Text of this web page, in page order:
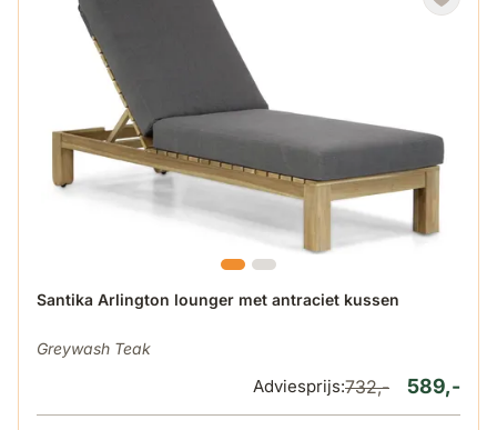
Santika Arlington lounger met antraciet kussen
Greywash Teak
De prijs is afhankelijk van de gekozen opties op de
589,-
Adviesprijs:732,-